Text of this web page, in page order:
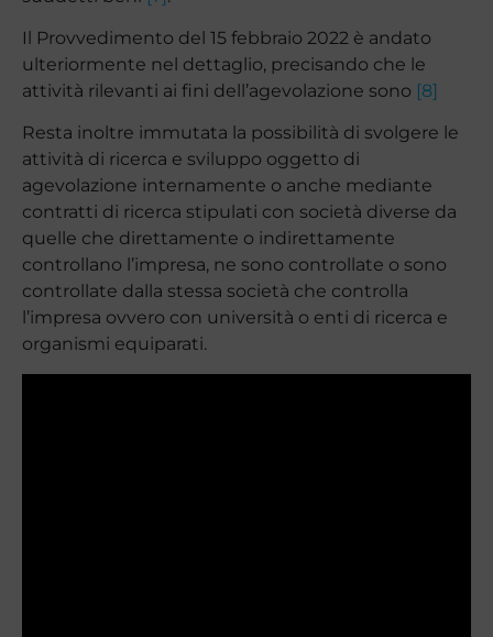
Il Provvedimento del 15 febbraio 2022 è andato
ulteriormente nel dettaglio, precisando che le
attività rilevanti ai fini dell’agevolazione sono [8]
Resta inoltre immutata la possibilità di svolgere le
attività di ricerca e sviluppo oggetto di
agevolazione internamente o anche mediante
contratti di ricerca stipulati con società diverse da
quelle che direttamente o indirettamente
controllano l’impresa, ne sono controllate o sono
controllate dalla stessa società che controlla
l’impresa ovvero con università o enti di ricerca e
organismi equiparati.